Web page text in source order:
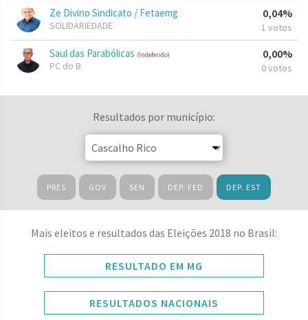
Ze Divino Sindicato / Fetaemg
SOLIDARIEDADE
0,04%
1 votos
Saul das Parabólicas (Indeferido)
PC do B
0,00%
0 votos
Resultados por município:
PRES GOV SEN DEP. FED DEP. EST
Mais eleitos e resultados das Eleições 2018 no Brasil:
RESULTADO EM MG
RESULTADOS NACIONAIS